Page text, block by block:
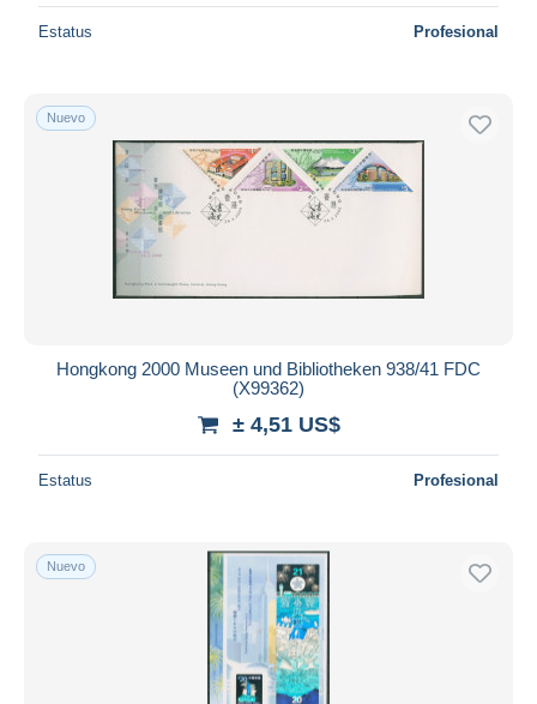
Estatus Profesional
Nuevo
Hongkong 2000 Museen und Bibliotheken 938/41 FDC
(X99362)
± 4,51 US$
Estatus Profesional
Nuevo